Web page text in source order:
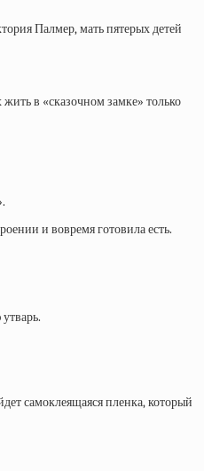
Палмер, мать пятерых детей
в «сказочном замке» только
и вовремя готовила есть.
самоклеящаяся пленка, который